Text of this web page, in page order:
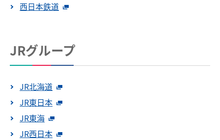
西日本鉄道
JRグループ
JR北海道
JR東日本
JR東海
JR西日本